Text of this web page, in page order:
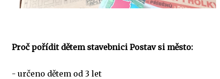
Proč pořídit dětem stavebnici Postav si město:
- určeno dětem od 3 let